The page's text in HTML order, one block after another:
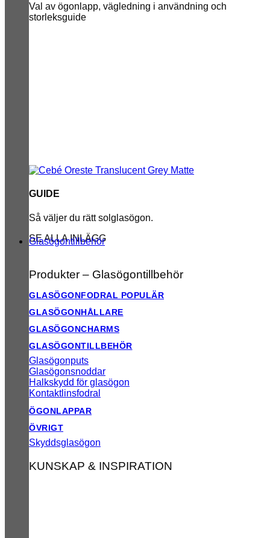
Val av ögonlapp, vägledning i användning och
storleksguide
GUIDE
Så väljer du rätt solglasögon.
SE ALLA INLÄGG
Glasögontillbehör
Produkter – Glasögontillbehör
GLASÖGONFODRAL
GLASÖGONHÅLLARE
GLASÖGONCHARMS
GLASÖGONTILLBEHÖR
Glasögonputs
Glasögonsnoddar
Halkskydd för glasögon
Kontaktlinsfodral
ÖGONLAPPAR
ÖVRIGT
Skyddsglasögon
KUNSKAP & INSPIRATION